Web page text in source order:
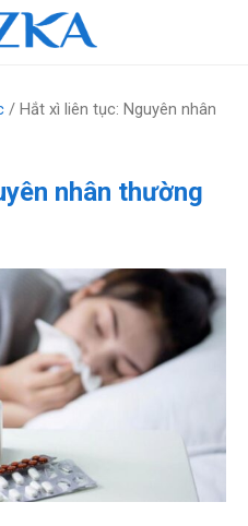
/ Hắt xì liên tục: Nguyên nhân
nhân thường